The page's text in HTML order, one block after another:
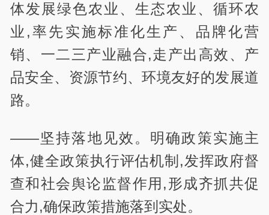
体发展绿色农业、生态农业、循环农
业,率先实施标准化生产、品牌化营
销、一二三产业融合,走产出高效、产
品安全、资源节约、环境友好的发展道
路。
——坚持落地见效。明确政策实施主
体,健全政策执行评估机制,发挥政府督
查和社会舆论监督作用,形成齐抓共促
合力,确保政策措施落到实处。